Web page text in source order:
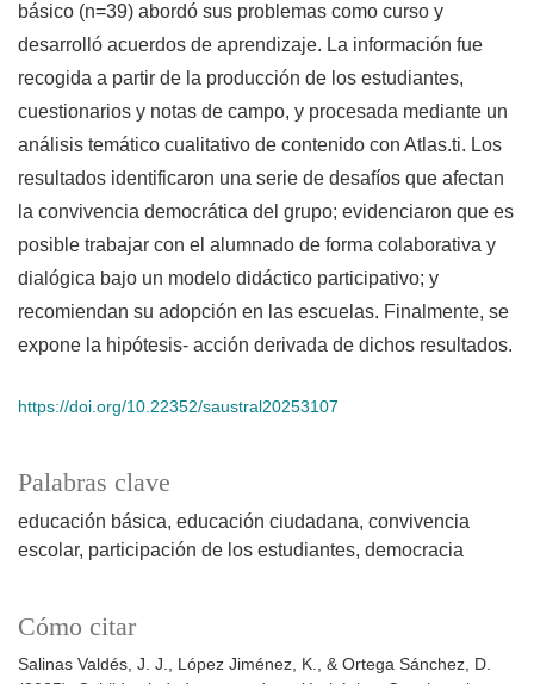
Palabras clave
educación básica educación ciudadana convivencia
escolar participación de los estudiantes democracia
Cómo citar
Salinas Valdés, J. J., López Jiménez, K., & Ortega Sánchez, D.
básico (n=39) abordó sus problemas como curso y
desarrolló acuerdos de aprendizaje. La información fue
recogida a partir de la producción de los estudiantes,
cuestionarios y notas de campo, y procesada mediante un
análisis temático cualitativo de contenido con Atlas.ti. Los
resultados identificaron una serie de desafíos que afectan
la convivencia democrática del grupo; evidenciaron que es
posible trabajar con el alumnado de forma colaborativa y
dialógica bajo un modelo didáctico participativo; y
recomiendan su adopción en las escuelas. Finalmente, se
expone la hipótesis- acción derivada de dichos resultados.
https://doi.org/10.22352/saustral20253107